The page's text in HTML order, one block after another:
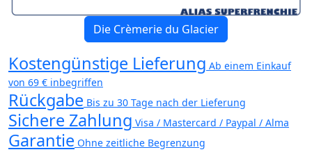
Die Crèmerie du Glacier
Kostengünstige Lieferung Ab einem Einkauf
von 69 € inbegriffen
Rückgabe Bis zu 30 Tage nach der Lieferung
Sichere Zahlung Visa / Mastercard / Paypal / Alma
Garantie Ohne zeitliche Begrenzung